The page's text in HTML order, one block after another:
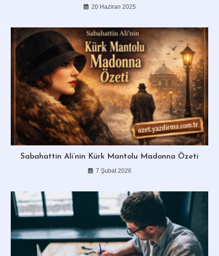
20 Haziran 2025
Sabahattin Ali’nin Kürk Mantolu Madonna Özeti
7 Şubat 2026